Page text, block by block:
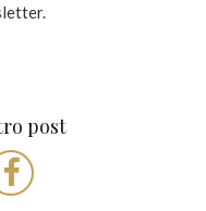
post